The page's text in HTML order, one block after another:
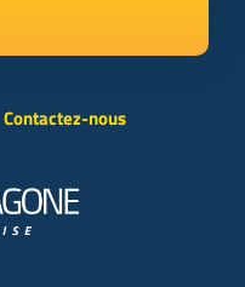
Contactez-nous